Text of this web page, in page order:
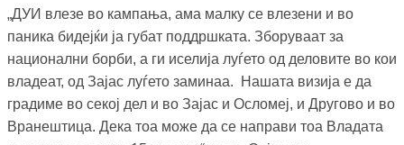
„ДУИ влезе во кампања, ама малку се влезени и во
паника бидејќи ја губат поддршката. Зборуваат за
национални борби, а ги иселија луѓето од деловите во кои
владеат, од Зајас луѓето заминаа. Нашата визија е да
градиме во секој дел и во Зајас и Осломеј, и Другово и во
Вранештица. Дека тоа може да се направи тоа Владата